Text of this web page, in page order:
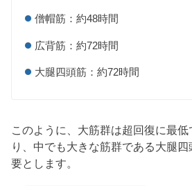
僧帽筋：約48時間
広背筋：約72時間
大腿四頭筋：約72時間
このように、大筋群は超回復に最
り、中でも大きな筋群である大腿
要とします。